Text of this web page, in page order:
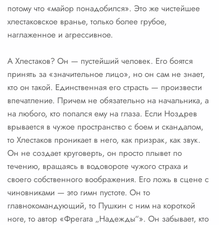
потому что «майор понадобился». Это же чистейшее
хлестаковское вранье, только более грубое,
наглаженное и агрессивное.
А Хлестаков? Он — пустейший человек. Его боятся
принять за «значительное лицо», но он сам не знает,
кто он такой. Единственная его страсть — произвести
впечатление. Причем не обязательно на начальника, а
на любого, кто попался ему на глаза. Если Ноздрев
врывается в чужое пространство с боем и скандалом,
то Хлестаков проникает в него, как призрак, как звук.
Он не создает круговерть, он просто плывет по
течению, вращаясь в водовороте чужого страха и
своего собственного воображения. Его ложь в сцене с
чиновниками — это гимн пустоте. Он то
главнокомандующий, то Пушкин с ним на короткой
ноге, то автор «Фрегата „Надежды“». Он забывает, кто